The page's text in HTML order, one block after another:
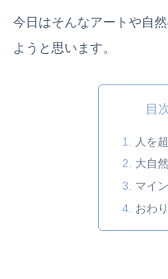
今日はそんなアートや自
ようと思います。
目
人を
大自然
マイ
おわ